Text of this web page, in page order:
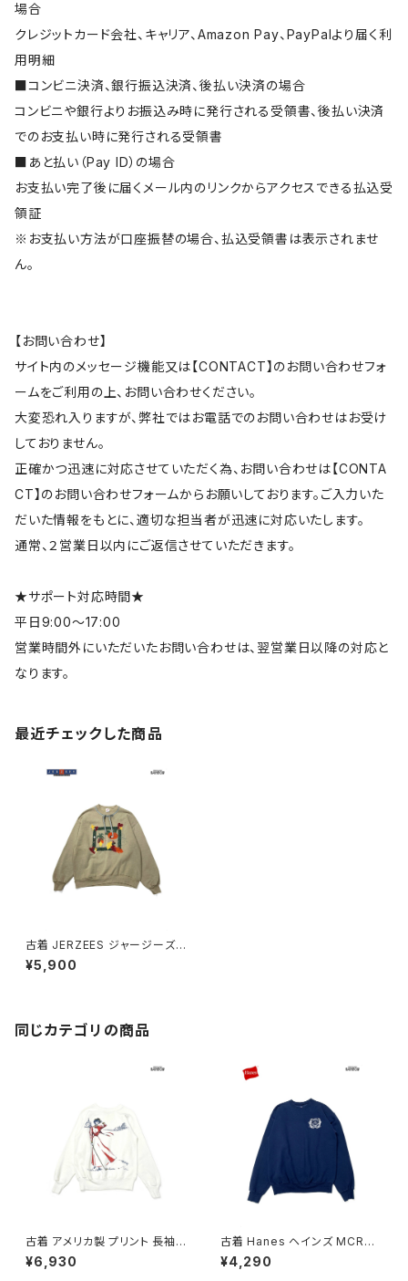
場合
クレジットカード会社、キャリア、Amazon Pay、PayPalより届く利
用明細
■コンビニ決済、銀行振込決済、後払い決済の場合
コンビニや銀行よりお振込み時に発行される受領書、後払い決済
でのお支払い時に発行される受領書
■あと払い（Pay ID）の場合
お支払い完了後に届くメール内のリンクからアクセスできる払込受
領証
※お支払い方法が口座振替の場合、払込受領書は表示されませ
ん。
【お問い合わせ】
サイト内のメッセージ機能又は【CONTACT】のお問い合わせフォ
ームをご利用の上、お問い合わせください。
大変恐れ入りますが、弊社ではお電話でのお問い合わせはお受け
しておりません。
正確かつ迅速に対応させていただく為、お問い合わせは【CONTA
CT】のお問い合わせフォームからお願いしております。ご入力いた
だいた情報をもとに、適切な担当者が迅速に対応いたします。
通常、２営業日以内にご返信させていただきます。
★サポート対応時間★
平日9:00～17:00
営業時間外にいただいたお問い合わせは、翌営業日以降の対応と
なります。
最近チェックした商品
古着 JERZEES ジャージーズ
アップリケ アメリカ製 長袖 スウ
ェット トレーナー ベージュ (ttu
¥5,900
同じカテゴリの商品
古着 アメリカ製 プリント 長袖
スウェット トレーナー 白 (ttu26
02017)
¥6,930
古着 Hanes ヘインズ MCRD
San Diego ロゴ 長袖 スウェッ
ト トレーナー 紺 (ttu260302
¥4,290